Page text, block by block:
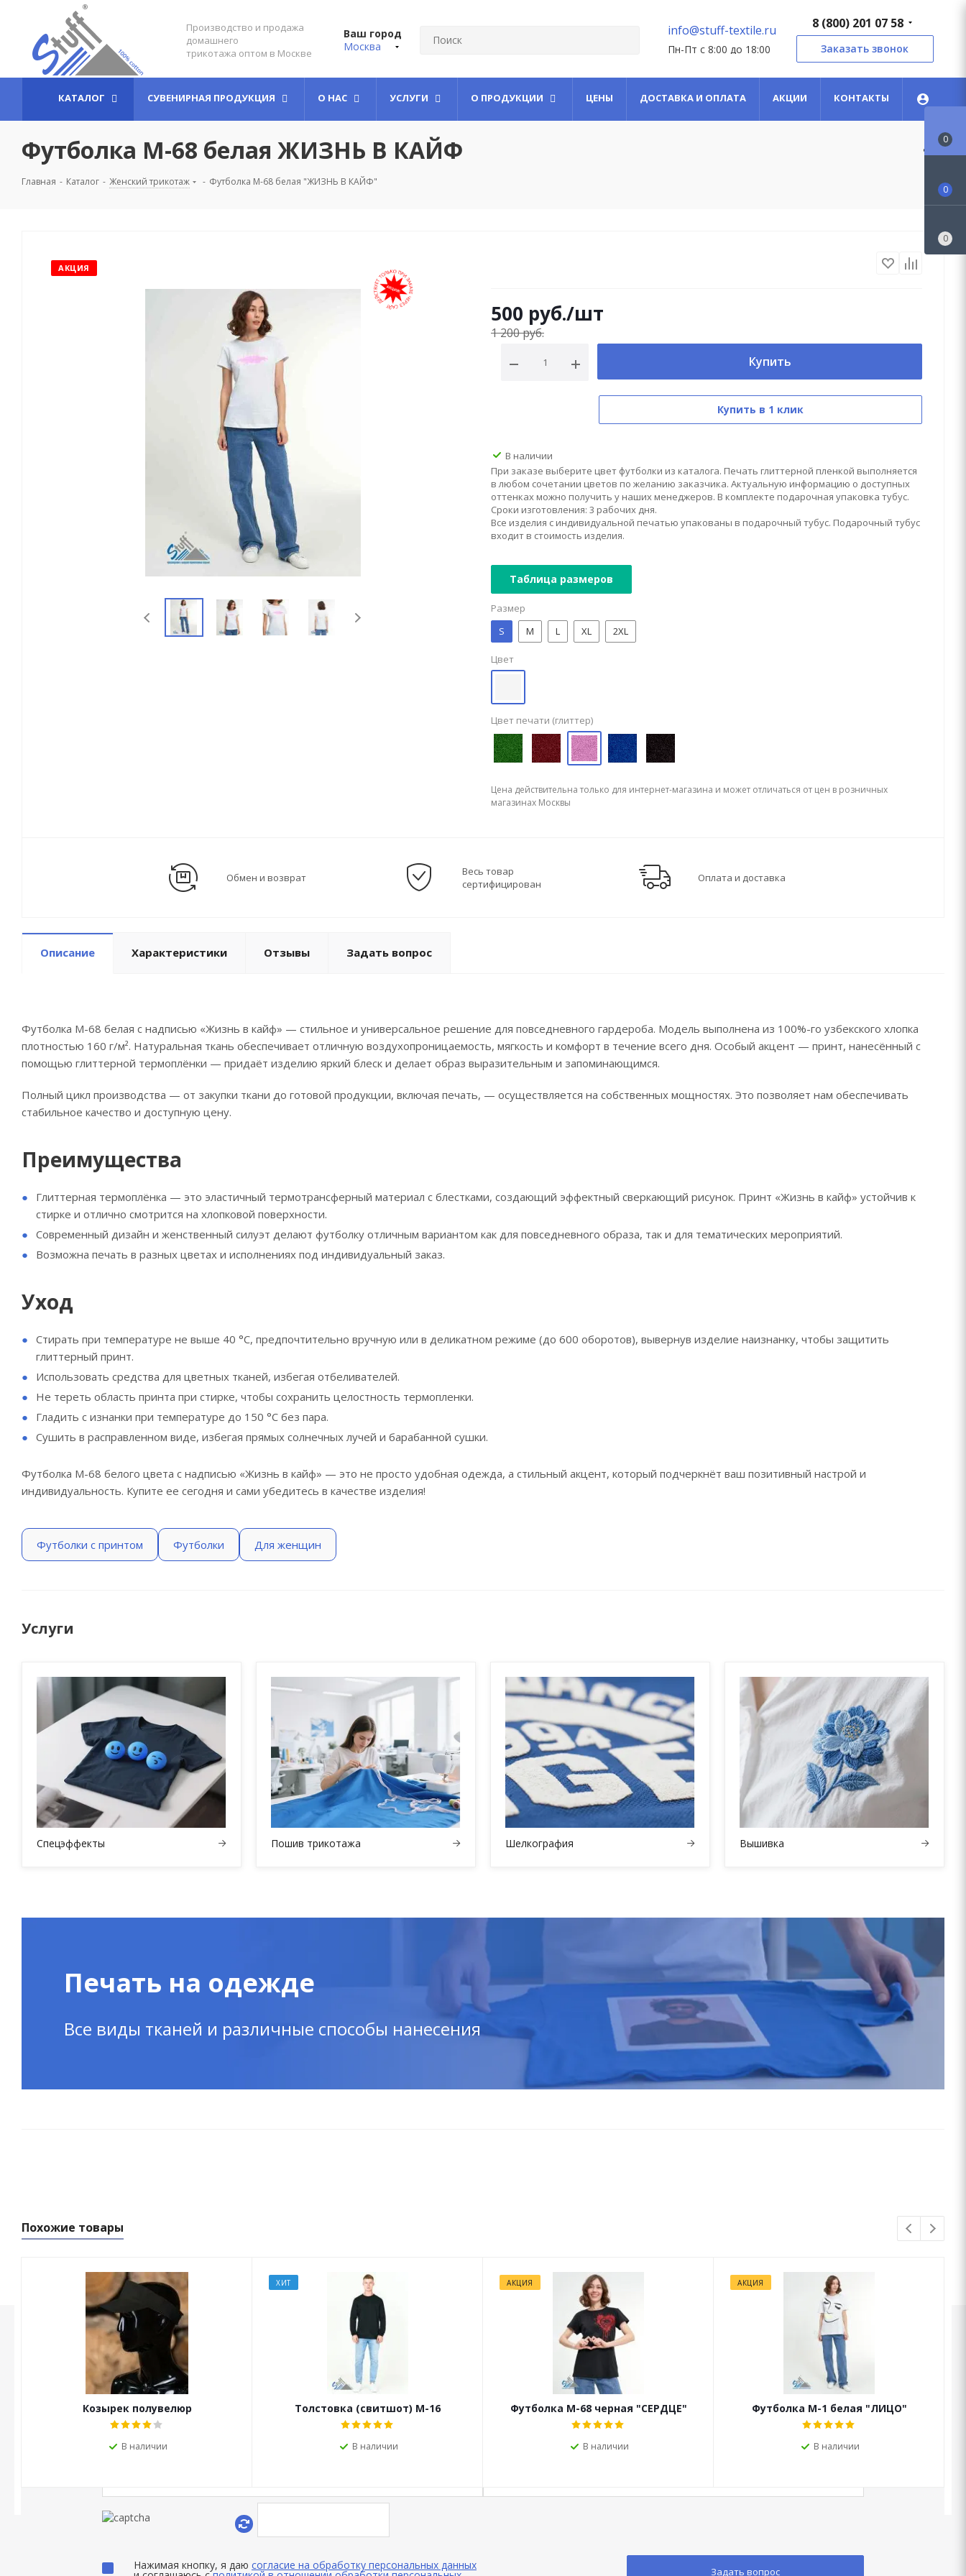
Производство и продажа
домашнего
трикотажа оптом в Москве
Ваш город
Москва
info@stuff-textile.ru
Пн-Пт с 8:00 до 18:00
8 (800) 201 07 58
Заказать звонок
КАТАЛОГ СУВЕНИРНАЯ ПРОДУКЦИЯ О НАС УСЛУГИ О ПРОДУКЦИИ ЦЕНЫ ДОСТАВКА И ОПЛАТА АКЦИИ КОНТАКТЫ
Футболка М-68 белая ЖИЗНЬ В КАЙФ
Главная - Каталог - Женский трикотаж - Футболка М-68 белая "ЖИЗНЬ В КАЙФ"
АКЦИЯ
500 руб./шт
1 200руб.
Купить
Купить в 1 клик
В наличии
При заказе выберите цвет футболки из каталога. Печать глиттерной пленкой выполняется
в любом сочетании цветов по желанию заказчика. Актуальную информацию о доступных
оттенках можно получить у наших менеджеров. В комплекте подарочная упаковка тубус.
Сроки изготовления: 3 рабочих дня.
Все изделия с индивидуальной печатью упакованы в подарочный тубус. Подарочный тубус
входит в стоимость изделия.
Таблица размеров
Размер
S
M L XL 2XL
Цвет
Цвет печати (глиттер)
Цена действительна только для интернет-магазина и может отличаться от цен в розничных
магазинах Москвы
Обмен и возврат
Весь товар
сертифицирован
Оплата и доставка
Описание Характеристики Отзывы Задать вопрос
Футболка M-68 белая с надписью «Жизнь в кайф» — стильное и универсальное решение для повседневного гардероба. Модель выполнена из 100%-го узбекского хлопка
плотностью 160 г/м². Натуральная ткань обеспечивает отличную воздухопроницаемость, мягкость и комфорт в течение всего дня. Особый акцент — принт, нанесённый с
помощью глиттерной термоплёнки — придаёт изделию яркий блеск и делает образ выразительным и запоминающимся.
Полный цикл производства — от закупки ткани до готовой продукции, включая печать, — осуществляется на собственных мощностях. Это позволяет нам обеспечивать
стабильное качество и доступную цену.
Преимущества
Глиттерная термоплёнка — это эластичный термотрансферный материал с блестками, создающий эффектный сверкающий рисунок. Принт «Жизнь в кайф» устойчив к
стирке и отлично смотрится на хлопковой поверхности.
Современный дизайн и женственный силуэт делают футболку отличным вариантом как для повседневного образа, так и для тематических мероприятий.
Возможна печать в разных цветах и исполнениях под индивидуальный заказ.
Уход
Стирать при температуре не выше 40 °C, предпочтительно вручную или в деликатном режиме (до 600 оборотов), вывернув изделие наизнанку, чтобы защитить
глиттерный принт.
Использовать средства для цветных тканей, избегая отбеливателей.
Не тереть область принта при стирке, чтобы сохранить целостность термопленки.
Гладить с изнанки при температуре до 150 °C без пара.
Сушить в расправленном виде, избегая прямых солнечных лучей и барабанной сушки.
Футболка M-68 белого цвета с надписью «Жизнь в кайф» — это не просто удобная одежда, а стильный акцент, который подчеркнёт ваш позитивный настрой и
индивидуальность. Купите ее сегодня и сами убедитесь в качестве изделия!
Футболки с принтом Футболки Для женщин
Услуги
Спецэффекты Пошив трикотажа Шелкография Вышивка
Печать на одежде
Все виды тканей и различные способы нанесения
Похожие товары
Козырек полувелюр
В наличии
ХИТ
Толстовка (свитшот) М-16
В наличии
АКЦИЯ
Футболка М-68 черная "СЕРДЦЕ"
В наличии
АКЦИЯ
Футболка М-1 белая "ЛИЦО"
В наличии
ОСТАЛИСЬ ВОПРОСЫ?
Мы перезвоним Вам в течение 15 минут!
Нажимая кнопку, я даю согласие на обработку персональных данных
0
0
0